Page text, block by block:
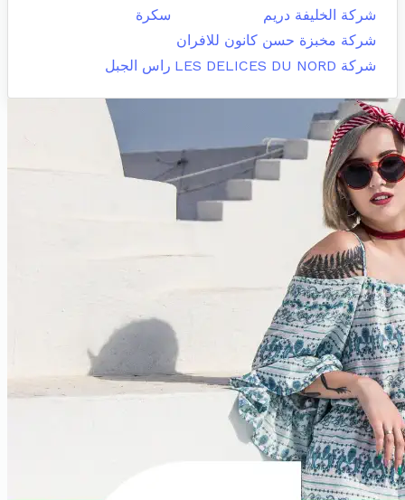
شركة الخليفة دريم
سكرة
شركة مخبزة حسن كانون للافران
شركة LES DELICES DU NORD
راس الجبل